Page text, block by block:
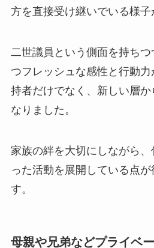
方を直接受け継いでいる様子
二世議員という側面を持ち
つフレッシュな感性と行動
持者だけでなく、新しい層か
なりました。
家族の絆を大切にしながら
った活動を展開している点
す。
母親や兄弟などプライベ